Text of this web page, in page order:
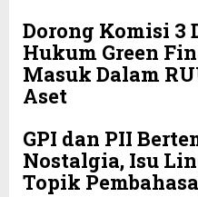
Dorong Komisi 3
Hukum Green
Masuk Dalam
Aset
GPI dan PII
Nostalgia, Isu
Topik